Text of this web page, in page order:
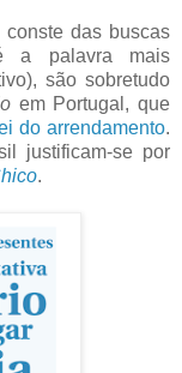
conste das buscas
a palavra mais
são sobretudo
em Portugal, que
do arrendamento.
justificam-se por
.